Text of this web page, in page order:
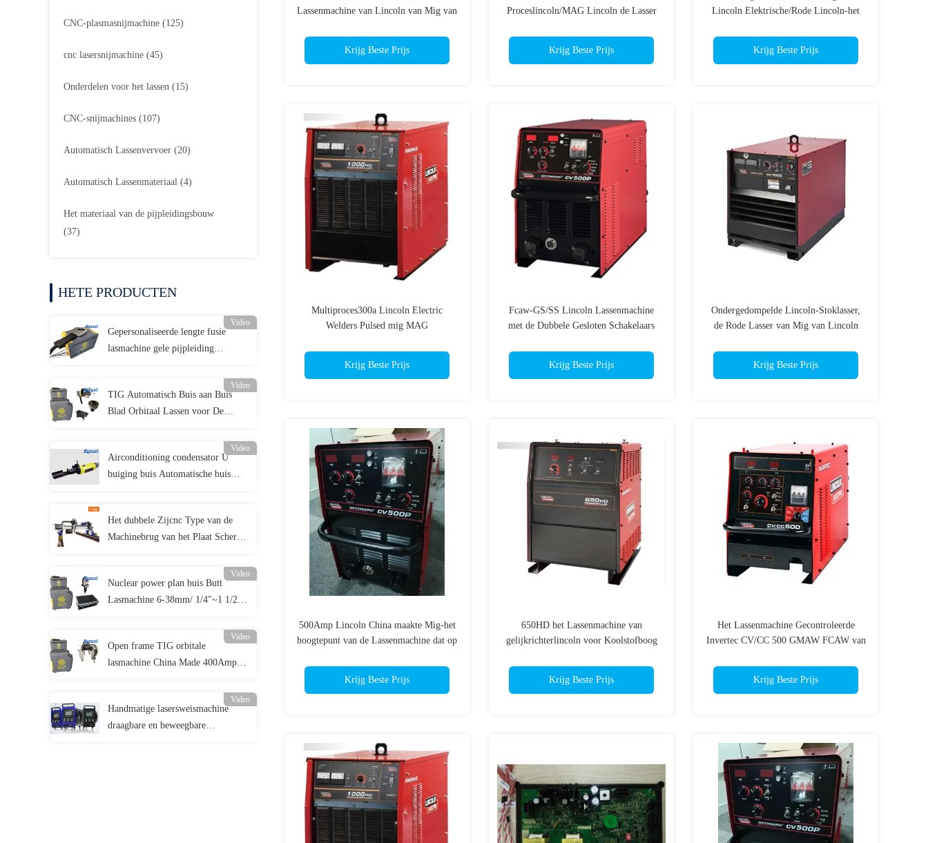
CNC-plasmasnijmachine (125)
cnc lasersnijmachine (45)
Onderdelen voor het lassen (15)
CNC-snijmachines (107)
Automatisch Lassenvervoer (20)
Automatisch Lassenmateriaal (4)
Het materiaal van de pijpleidingsbouw
(37)
HETE PRODUCTEN
Video
Gepersonaliseerde lengte fusie
lasmachine gele pijpleiding
Video
TIG Automatisch Buis aan Buis
Blad Orbitaal Lassen voor De
Video
Airconditioning condensator U
buiging buis Automatische buis
Het dubbele Zijcnc Type van de
Machinebrug van het Plaat Scherpe
Video
Nuclear power plan buis Butt
Lasmachine 6-38mm/ 1/4"~1 1/2"
Video
Open frame TIG orbitale
lasmachine China Made 400Amp
Video
Handmatige lasersweismachine
draagbare en beweegbare
Lassenmachine van Lincoln van Mig van
Krijg Beste Prijs
Proceslincoln/MAG Lincoln de Lasser
Krijg Beste Prijs
Lincoln Elektrische/Rode Lincoln-het
Krijg Beste Prijs
Multiproces300a Lincoln Electric
Welders Pulsed mig MAG
Krijg Beste Prijs
Fcaw-GS/SS Lincoln Lassenmachine
met de Dubbele Gesloten Schakelaars
Krijg Beste Prijs
Ondergedompelde Lincoln-Stoklasser,
de Rode Lasser van Mig van Lincoln
Krijg Beste Prijs
500Amp Lincoln China maakte Mig-het
hoogtepunt van de Lassenmachine dat op
Krijg Beste Prijs
650HD het Lassenmachine van
gelijkrichterlincoln voor Koolstofboog
Krijg Beste Prijs
Het Lassenmachine Gecontroleerde
Invertec CV/CC 500 GMAW FCAW van
Krijg Beste Prijs